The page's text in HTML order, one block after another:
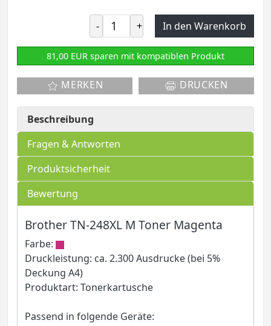
- + In den Warenkorb
81,00 EUR sparen mit kompatiblen Produkt
MERKEN DRUCKEN
Beschreibung
Fragen & Antworten
Produktsicherheit
Bewertung
Brother TN-248XL M Toner Magenta
Farbe:
Druckleistung: ca. 2.300 Ausdrucke (bei 5%
Deckung A4)
Produktart: Tonerkartusche
Passend in folgende Geräte: